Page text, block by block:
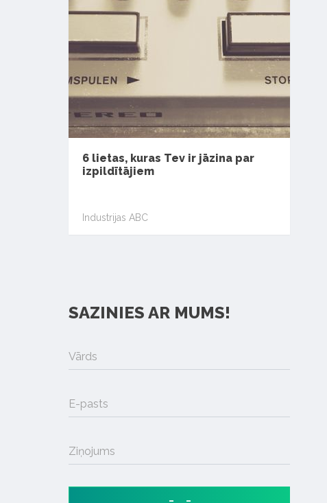
6 lietas, kuras Tev ir jāzina par
izpildītājiem
Industrijas ABC
SAZINIES AR MUMS!
Vārds
E-pasts
Ziņojums